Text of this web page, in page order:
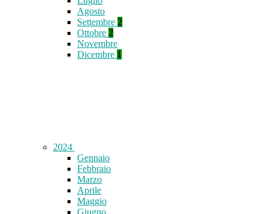
Agosto
Settembre 2
Ottobre 2
Novembre
Dicembre 1
2024
Gennaio
Febbraio
Marzo
Aprile
Maggio